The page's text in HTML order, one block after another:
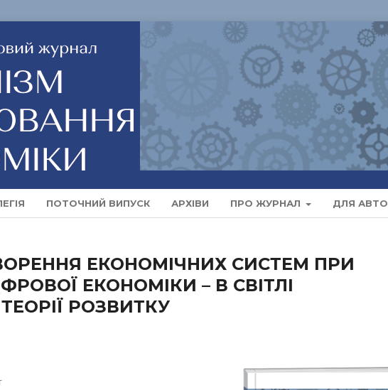
ПОТОЧНИЙ ВИПУСК АРХІВИ ПРО ЖУРНАЛ ДЛЯ
ЕКОНОМІЧНИХ СИСТЕМ ПРИ
ЕКОНОМІКИ – В СВІТЛІ
РОЗВИТКУ